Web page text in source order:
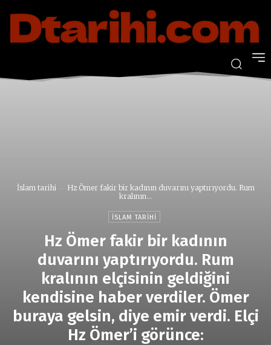
İslam tarihi
Hz Ömer fakir bir kadının duvarını yaptırıyordu. Rum
kralının...
İSLAM TARIHI
Hz Ömer fakir bir kadının
duvarını yaptırıyordu. Rum
kralının elçisinin geldiğini
kendisine haber verdiler. Ömer
buraya gelsin, diye emir verdi. Elçi
Hz Ömer’i görünce: